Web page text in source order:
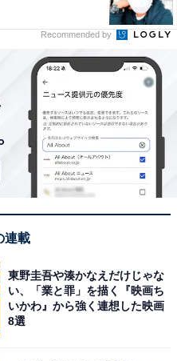
人研修」を受けた認定
”を提供
Recommended by
連載
東野圭吾や湊かなえだけじゃな
い、「業と罪」を描く『映画ち
いかわ』から強く連想した映画
8選